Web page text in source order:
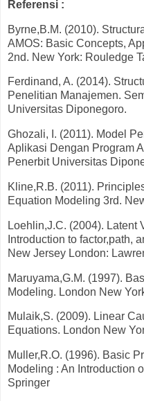
Referensi :
Byrne,B.M. (2010).
AMOS: Basic Concepts,
2nd. New York: Rouledge
Ferdinand, A. (2014).
Penelitian Manajemen.
Universitas Diponegoro.
Ghozali, I. (2011). Model
Aplikasi Dengan Program
Penerbit Universitas
Kline,R.B. (2011).
Equation Modeling 3rd.
Loehlin,J.C. (2004). Latent
Introduction to factor,path,
New Jersey London:
Maruyama,G.M. (1997).
Modeling. London New
Mulaik,S. (2009). Linear
Equations. London New
Muller,R.O. (1996). Basic
Modeling : An Introduction
Springer